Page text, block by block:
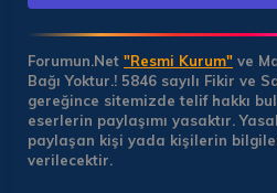
Forumun.Net "Resmi Kurum" ve
Bağı Yoktur.! 5846 sayılı Fikir ve
gereğince sitemizde telif hakkı
eserlerin paylaşımı yasaktır.
paylaşan kişi yada kişilerin
verilecektir.